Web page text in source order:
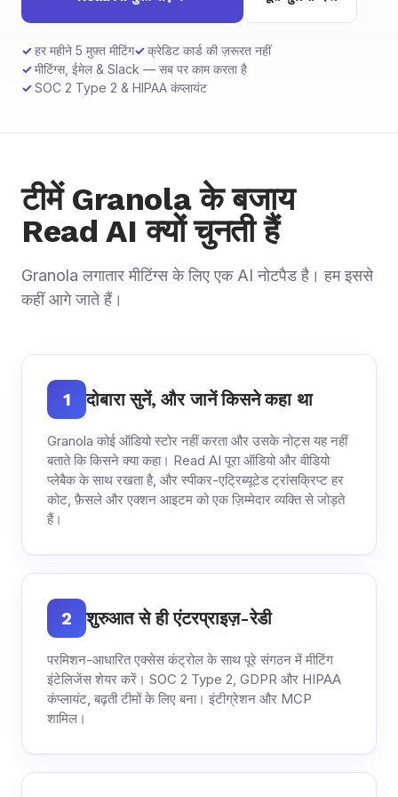
हर महीने 5 मुफ़्त मीटिंग
क्रेडिट कार्ड की ज़रूरत नहीं
मीटिंग्स, ईमेल & Slack — सब पर काम करता है
SOC 2 Type 2 & HIPAA कंप्लायंट
टीमें Granola के बजाय
Read AI क्यों चुनती हैं
Granola लगातार मीटिंग्स के लिए एक AI नोटपैड है। हम इससे
कहीं आगे जाते हैं।
1 दोबारा सुनें, और जानें किसने कहा था
Granola कोई ऑडियो स्टोर नहीं करता और उसके नोट्स यह नहीं
बताते कि किसने क्या कहा। Read AI पूरा ऑडियो और वीडियो
प्लेबैक के साथ रखता है, और स्पीकर-एट्रिब्यूटेड ट्रांसक्रिप्ट हर
कोट, फ़ैसले और एक्शन आइटम को एक ज़िम्मेदार व्यक्ति से जोड़ते
हैं।
2 शुरुआत से ही एंटरप्राइज़-रेडी
परमिशन-आधारित एक्सेस कंट्रोल के साथ पूरे संगठन में मीटिंग
इंटेलिजेंस शेयर करें। SOC 2 Type 2, GDPR और HIPAA
कंप्लायंट, बढ़ती टीमों के लिए बना। इंटीग्रेशन और MCP
शामिल।